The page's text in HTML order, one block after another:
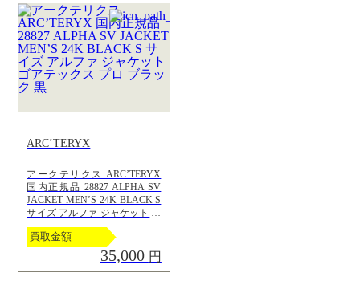
ARC’TERYX
アークテリクス ARC’TERYX
国内正規品 28827 ALPHA SV
JACKET MEN’S 24K BLACK S
サイズ アルファ ジャケット ゴ
アテックス プロ ブラック 黒
買取金額
35,000 円